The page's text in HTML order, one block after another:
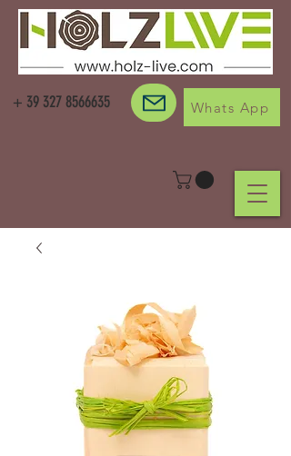
+ 39 327 8566635 Whats App